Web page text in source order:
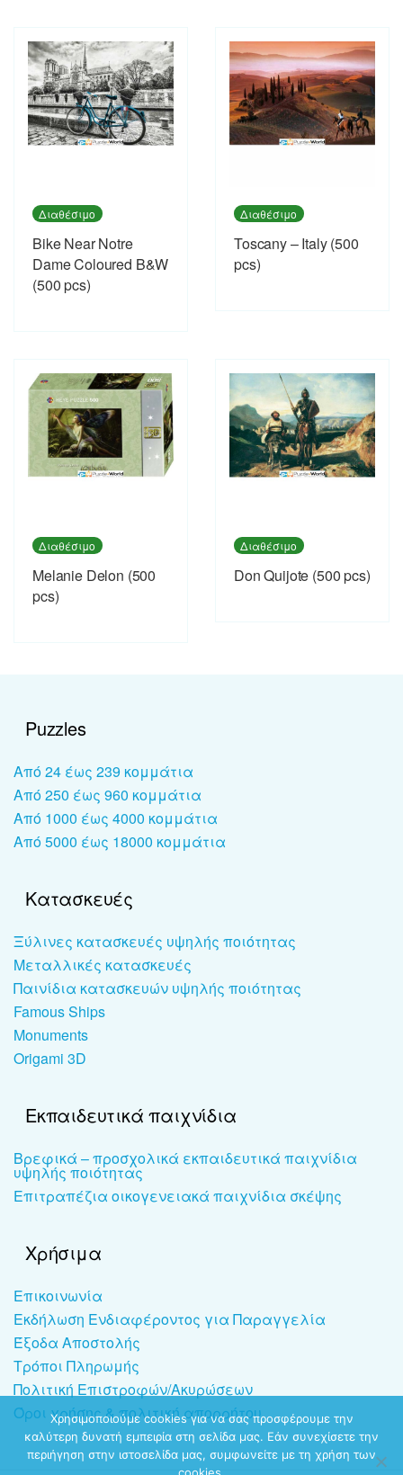
Διαθέσιμο
Bike Near Notre
Dame Coloured B&W
(500 pcs)
Διαθέσιμο
Toscany – Italy (500
pcs)
Διαθέσιμο
Melanie Delon (500
pcs)
Διαθέσιμο
Don Quijote (500 pcs)
Puzzles
Από 24 έως 239 κομμάτια
Από 250 έως 960 κομμάτια
Από 1000 έως 4000 κομμάτια
Από 5000 έως 18000 κομμάτια
Κατασκευές
Ξύλινες κατασκευές υψηλής ποιότητας
Μεταλλικές κατασκευές
Παινίδια κατασκευών υψηλής ποιότητας
Famous Ships
Monuments
Origami 3D
Εκπαιδευτικά παιχνίδια
Βρεφικά – προσχολικά εκπαιδευτικά παιχνίδια
υψηλής ποιότητας
Επιτραπέζια οικογενειακά παιχνίδια σκέψης
Χρήσιμα
Επικοινωνία
Εκδήλωση Ενδιαφέροντος για Παραγγελία
Έξοδα Αποστολής
Τρόποι Πληρωμής
Πολιτική Επιστροφών/Ακυρώσεων
Όροι χρήσης & πολιτική απορρήτου
Χρησιμοποιούμε cookies για να σας προσφέρουμε την
καλύτερη δυνατή εμπειρία στη σελίδα μας. Εάν συνεχίσετε την
περιήγηση στην ιστοσελίδα μας, συμφωνείτε με τη χρήση των